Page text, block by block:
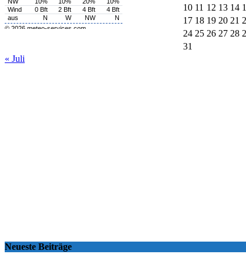
10 11 12 13 14
17 18 19 20 21
24 25 26 27 28
31
« Juli
Neueste Beiträge